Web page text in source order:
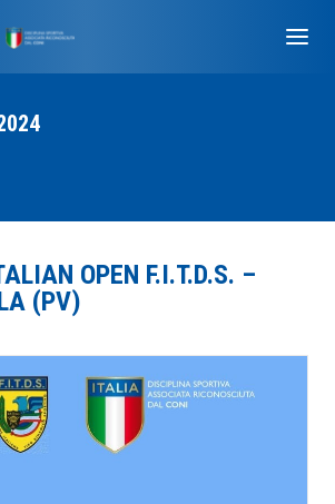
OPEN F.I.T.D.S. –
(PV)